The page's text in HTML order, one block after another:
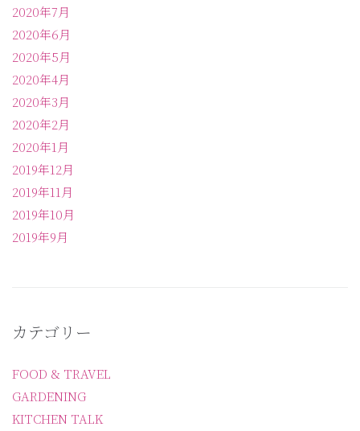
2020年7月
2020年6月
2020年5月
2020年4月
2020年3月
2020年2月
2020年1月
2019年12月
2019年11月
2019年10月
2019年9月
カテゴリー
FOOD & TRAVEL
GARDENING
KITCHEN TALK